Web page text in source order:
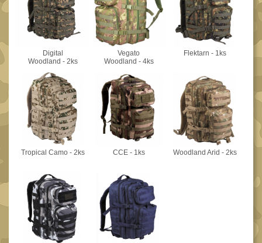
Speciální pouzdra III12
Pouzdra na láhev42
Pouzdra na toaletní
potřeby 3
Pouzdra na
lékárničku 46
Pouzdra na
elektroniku
Pouzdra a kapsy na
Stehenní pouzdra 29
Pouzdra na svítilny2
Puzdrá na mapy24
Digital
Woodland - 2ks
Vegato
Woodland - 4ks
Flektarn - 1ks
Tropical Camo - 2ks CCE - 1ks Woodland Arid - 2ks